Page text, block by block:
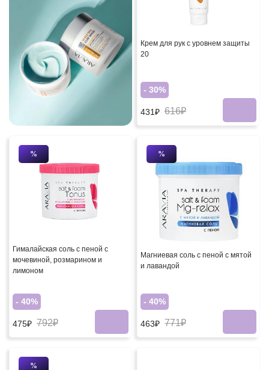
Крем для рук с уровнем защиты
20
- 30%
431₽ 616₽
%
Гималайская соль с пеной с
мочевиной, розмарином и
лимоном
- 40%
475₽ 792₽
%
Магниевая соль с пеной с мятой
и лавандой
- 40%
463₽ 771₽
%